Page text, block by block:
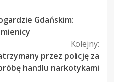
Gdańskim:
Kolejny:
przez policję za
handlu narkotykami